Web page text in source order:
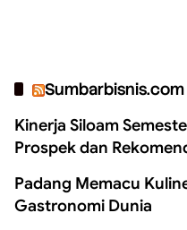
Sumbarbisnis.com
Kinerja Siloam
Prospek dan
Padang Memacu
Gastronomi Dunia